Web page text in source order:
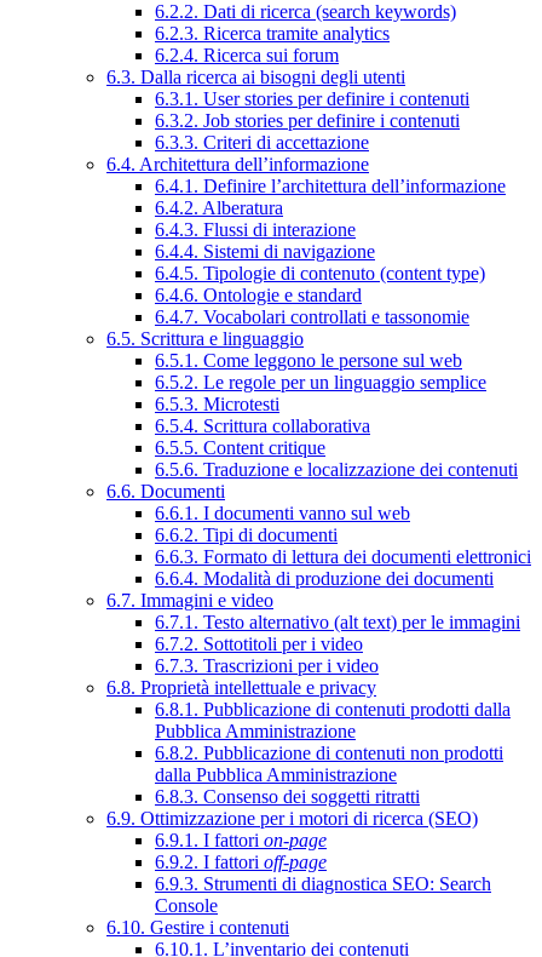
6.2.2. Dati di ricerca (search keywords)
6.2.3. Ricerca tramite analytics
6.2.4. Ricerca sui forum
6.3. Dalla ricerca ai bisogni degli utenti
6.3.1. User stories per definire i contenuti
6.3.2. Job stories per definire i contenuti
6.3.3. Criteri di accettazione
6.4. Architettura dell’informazione
6.4.1. Definire l’architettura dell’informazione
6.4.2. Alberatura
6.4.3. Flussi di interazione
6.4.4. Sistemi di navigazione
6.4.5. Tipologie di contenuto (content type)
6.4.6. Ontologie e standard
6.4.7. Vocabolari controllati e tassonomie
6.5. Scrittura e linguaggio
6.5.1. Come leggono le persone sul web
6.5.2. Le regole per un linguaggio semplice
6.5.3. Microtesti
6.5.4. Scrittura collaborativa
6.5.5. Content critique
6.5.6. Traduzione e localizzazione dei contenuti
6.6. Documenti
6.6.1. I documenti vanno sul web
6.6.2. Tipi di documenti
6.6.3. Formato di lettura dei documenti elettronici
6.6.4. Modalità di produzione dei documenti
6.7. Immagini e video
6.7.1. Testo alternativo (alt text) per le immagini
6.7.2. Sottotitoli per i video
6.7.3. Trascrizioni per i video
6.8. Proprietà intellettuale e privacy
6.8.1. Pubblicazione di contenuti prodotti dalla
Pubblica Amministrazione
6.8.2. Pubblicazione di contenuti non prodotti
dalla Pubblica Amministrazione
6.8.3. Consenso dei soggetti ritratti
6.9. Ottimizzazione per i motori di ricerca (SEO)
6.9.1. I fattori on-page
6.9.2. I fattori off-page
6.9.3. Strumenti di diagnostica SEO: Search
Console
6.10. Gestire i contenuti
6.10.1. L’inventario dei contenuti